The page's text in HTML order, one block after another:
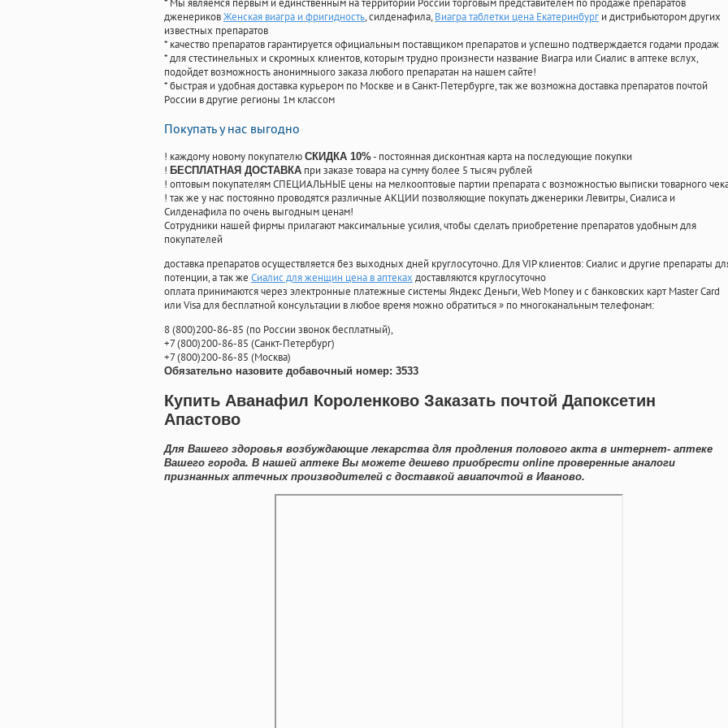
* Мы являемся первым и единственным на территории России торговым представителем по продаже препаратов
дженериковЖенская виагра и фригидность, силденафила, Виагра таблетки цена Екатеринбург и дистрибьютором других
известных препаратов
* качество препаратов гарантируется официальным поставщиком препаратов и успешно подтверждается годами продаж
* для стестинельных и скромных клиентов, которым трудно произнести название Виагра или Сиалис в аптеке вслух,
подойдет возможность анонимныого заказа любого препаратан на нашем сайте!
* быстрая и удобная доставка курьером по Москве и в Санкт-Петербурге, так же возможна доставка препаратов почтой
России в другие регионы 1м классом
Покупать у нас выгодно
! каждому новому покупателю СКИДКА 10%- постоянная дисконтная карта на последующие покупки
! БЕСПЛАТНАЯ ДОСТАВКА при заказе товара на сумму более 5 тысяч рублей
! оптовым покупателям СПЕЦИАЛЬНЫЕ цены на мелкооптовые партии препарата с возможностью выписки товарного
! так же у нас постоянно проводятся различные АКЦИИ позволяющие покупать дженерики Левитры, Сиалиса и
Силденафила по очень выгодным ценам!
Cотрудники нашей фирмы прилагают максимальные усилия, чтобы сделать приобретение препаратов удобным для
покупателей
доставка препаратов осуществляется без выходных дней круглосуточно. Для VIP клиентов: Сиалис и другие препараты
потенции, а так же Сиалис для женщин цена в аптеках доставляются круглосуточно
оплата принимаются через электронные платежные системы Яндекс Деньги, Web Money и с банковских карт Master Card
или Visa для бесплатной консультации в любое время можно обратиться» по многоканальным телефонам:
8(800)200-86-85 (по России звонок бесплатный),
+7(800)200-86-85 (Санкт-Петербург)
+7(800)200-86-85 (Москва)
Обязательно назовите добавочный номер: 3533
Купить Аванафил Короленково Заказать почтой Дапоксетин
Апастово
Для Вашего здоровья возбуждающие лекарства для продления полового акта в интернет- аптеке
Вашего города. В нашей аптеке Вы можете дешево приобрести online проверенные аналоги
признанных аптечных производителей с доставкой авиапочтой в Иваново.